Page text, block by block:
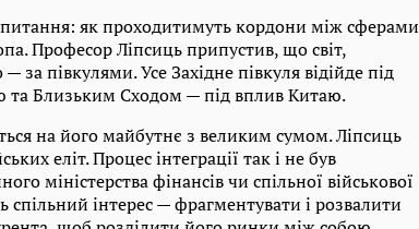
як проходитимуть кордони між сферами
Професор Ліпсиць припустив, що світ,
півкулями. Усе Західне півкуля відійде під
Близьким Сходом — під вплив Китаю.
на його майбутнє з великим сумом. Ліпсиць
еліт. Процес інтеграції так і не був
міністерства фінансів чи спільної військової
інтерес — фрагментувати і розвалити